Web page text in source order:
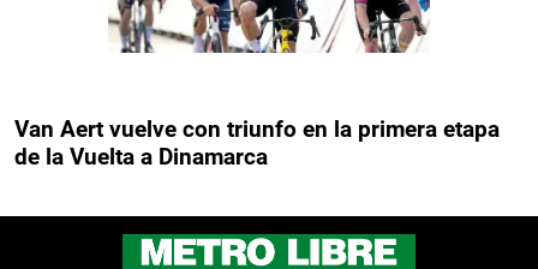
Van Aert vuelve con triunfo en la primera etapa
de la Vuelta a Dinamarca